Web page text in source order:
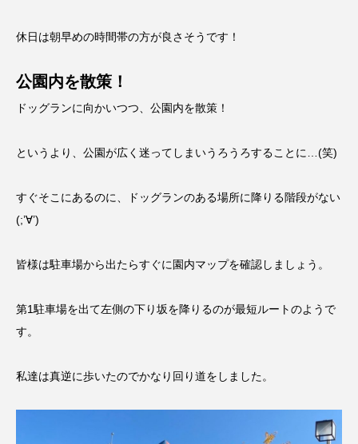
休日は朝早めの時間帯の方が良さそうです！
公園内を散策！
ドッグランに向かいつつ、公園内を散策！
というより、公園が広く迷ってしまいうろうろすることに…(笑)
すぐそこにあるのに、ドッグランのある場所に降りる階段がない
(;’∀’)
皆様は駐車場から出たらすぐに園内マップを確認しましょう。
第1駐車場を出て左側の下り坂を降りるのが最短ルートのようで
す。
私達は真逆に歩いたのでかなり回り道をしました。